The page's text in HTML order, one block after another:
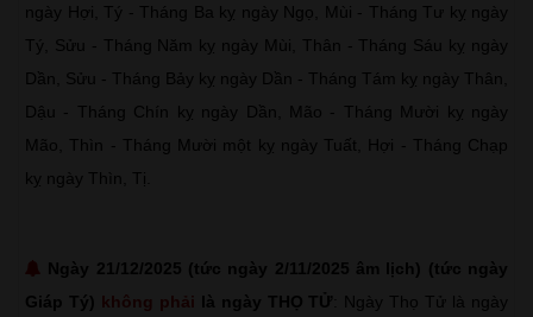
ngày Hợi, Tý - Tháng Ba kỵ ngày Ngọ, Mùi - Tháng Tư kỵ ngày
Tý, Sửu - Tháng Năm kỵ ngày Mùi, Thân - Tháng Sáu kỵ ngày
Dần, Sửu - Tháng Bảy kỵ ngày Dần - Tháng Tám kỵ ngày Thân,
Dậu - Tháng Chín kỵ ngày Dần, Mão - Tháng Mười kỵ ngày
Mão, Thìn - Tháng Mười một kỵ ngày Tuất, Hợi - Tháng Chạp
kỵ ngày Thìn, Tị.
Ngày 21/12/2025 (tức ngày 2/11/2025 âm lịch) (tức ngày
Giáp Tý) không phải là ngày THỌ TỬ : Ngày Thọ Tử là ngày